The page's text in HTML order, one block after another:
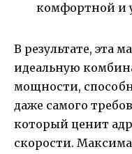
комфортной и
В результате, эта
идеальную
мощности,
даже самого
который ценит
скорости.